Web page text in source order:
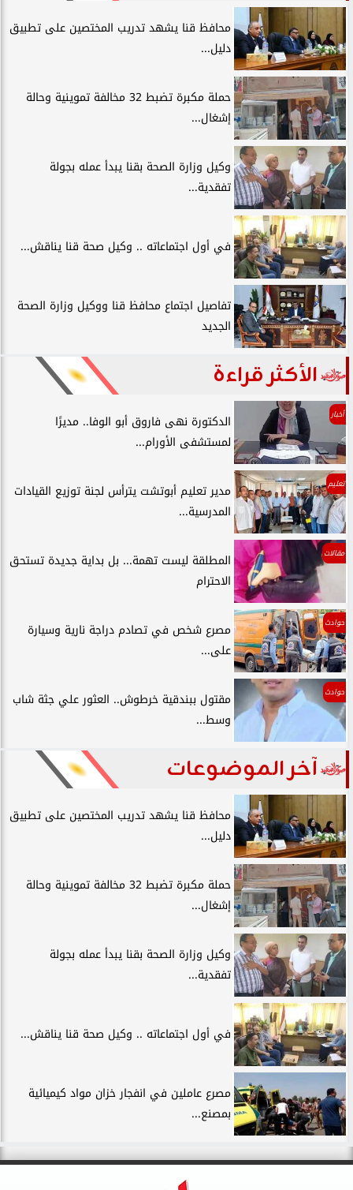
محافظ قنا يشهد تدريب المختصين على تطبيق
دليل...
حملة مكبرة تضبط 32 مخالفة تموينية وحالة
إشغال...
وكيل وزارة الصحة بقنا يبدأ عمله بجولة
تفقدية...
في أول اجتماعاته .. وكيل صحة قنا يناقش...
تفاصيل اجتماع محافظ قنا ووكيل وزارة الصحة
الجديد
الأكثر قراءة
أخبار
الدكتورة نهى فاروق أبو الوفا.. مديرًا
لمستشفى الأورام...
تعليم
مدير تعليم أبوتشت يترأس لجنة توزيع القيادات
المدرسية...
مقالات
المطلقة ليست تهمة... بل بداية جديدة تستحق
الاحترام
حوادث
مصرع شخص في تصادم دراجة نارية وسيارة
على...
حوادث
مقتول ببندقية خرطوش.. العثور علي جثة شاب
وسط...
آخر الموضوعات
محافظ قنا يشهد تدريب المختصين على تطبيق
دليل...
حملة مكبرة تضبط 32 مخالفة تموينية وحالة
إشغال...
وكيل وزارة الصحة بقنا يبدأ عمله بجولة
تفقدية...
في أول اجتماعاته .. وكيل صحة قنا يناقش...
مصرع عاملين في انفجار خزان مواد كيميائية
بمصنع...